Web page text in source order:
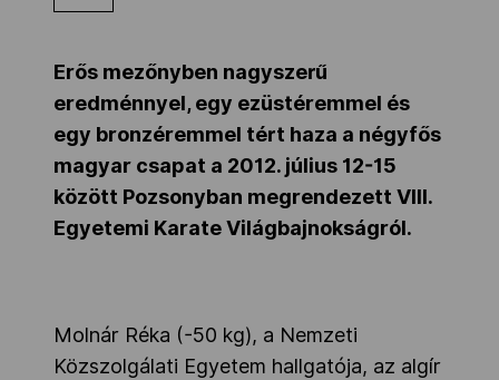
Társszervezetek
OVEP
Erős mezőnyben nagyszerű
eredménnyel, egy ezüstéremmel és
egy bronzéremmel tért haza a négyfős
magyar csapat a 2012. július 12-15
között Pozsonyban megrendezett VIII.
Egyetemi Karate Világbajnokságról.
Molnár Réka (-50 kg), a Nemzeti
Közszolgálati Egyetem hallgatója, az algír